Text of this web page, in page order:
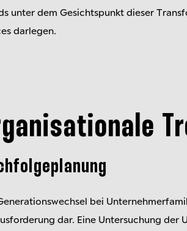
unter dem Gesichtspunkt dieser
darlegen.
bei
dar. Eine Untersuchung der